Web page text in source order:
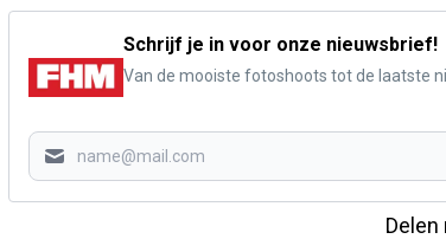
Schrijf je in voor onze nieuwsbrief!
Van de mooiste fotoshoots tot de laatste